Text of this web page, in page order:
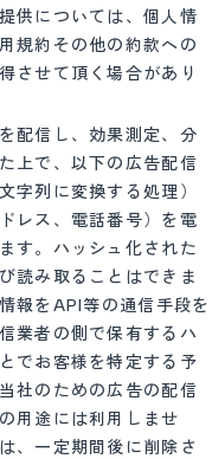
供については、個人情
規約その他の約款への
させて頂く場合があり
配信し、効果測定、分
上で、以下の広告配信
字列に変換する処理）
レス、電話番号）を電
す。ハッシュ化された
読み取ることはできま
報をAPI等の通信手段を
業者の側で保有するハ
でお客様を特定する予
社のための広告の配信
用途には利用しませ
、一定期間後に削除さ